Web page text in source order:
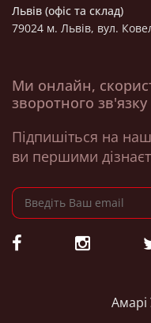
Львів (офіс та склад)
79024 м. Львів, вул.
Ми онлайн,
зворотного зв'язку
Підпишіться на
ви першими
Амарі